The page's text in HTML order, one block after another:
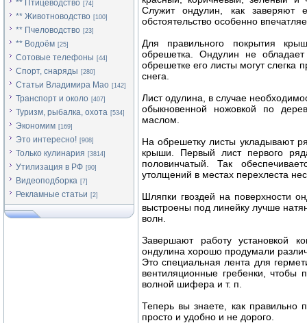
** Птицеводство [74]
** Животноводство [100]
** Пчеловодство [23]
** Водоём [25]
Сотовые телефоны [44]
Спорт, снаряды [280]
Статьи Владимира Мао [142]
Транспорт и около [407]
Туризм, рыбалка, охота [534]
Экономим [169]
Это интересно! [908]
Только кулинария [3814]
Утилизация в РФ [90]
Видеоподборка [7]
Рекламные статьи [2]
Служит ондулин, как заверяют
обстоятельство особенно
Для правильного покрытия
обрешетка. Ондулин не
обрешетке его листы могут слегка
снега.
Лист одулина, в случае
обыкновенной ножовкой по
маслом.
На обрешетку листы укладывают
крыши. Первый лист первого
половинчатый. Так
утолщений в местах перехлеста
Шляпки гвоздей на поверхности
выстроены под линейку лучше
волн.
Завершают работу установкой
ондулина хорошо продумали
Это специальная лента для
вентиляционные гребенки,
волной шифера и т. п.
Теперь вы знаете, как правильно
просто и удобно и не дорого.